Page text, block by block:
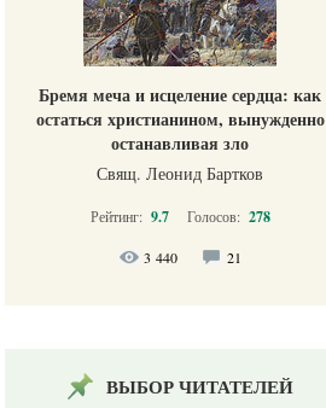
Бремя меча и исцеление сердца: как
остаться христианином, вынужденно
останавливая зло
Свящ. Леонид Бартков
Рейтинг: 9.7 Голосов: 278
3 440 21
ВЫБОР ЧИТАТЕЛЕЙ